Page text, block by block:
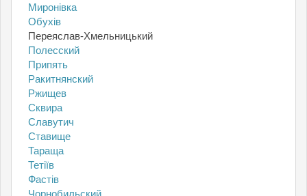
Миронівка
Обухів
Переяслав-Хмельницький
Полесский
Припять
Ракитнянский
Ржищев
Сквира
Славутич
Ставище
Тараща
Тетіїв
Фастів
Чорнобильский